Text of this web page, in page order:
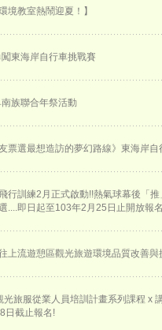
境教室熱鬧迎夏！】
東海岸自行車挑戰賽
族聯合年祭活動
票選最想造訪的夢幻路線》東海岸
行訓練2月正式啟動!!熱氣球幕後「
....即日起至103年2月25日止開放報
上流遊憩區觀光旅遊環境品質改善與
光旅服從業人員培訓計畫系列課程 x
日截止報名!